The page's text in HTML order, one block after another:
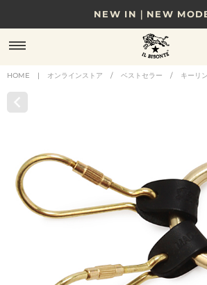
NEW IN｜NEW
8/17(月)10時まで｜税込11,000円
贈る相手やシーンから選べる、新し
HOME | オンラインストア / ベストセラー / キーリ